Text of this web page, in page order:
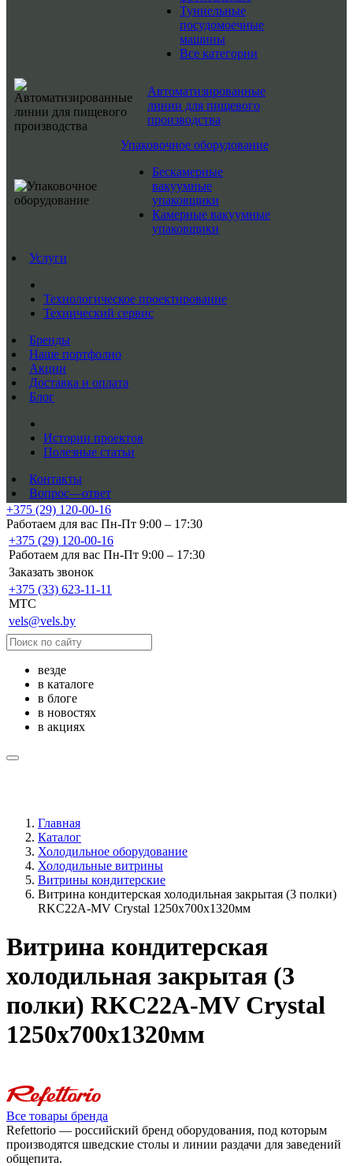
Туннельные
посудомоечные
машины
Все категории
Автоматизированные
линии для пищевого
производства
Упаковочное оборудование
Бескамерные
вакуумные
упаковщики
Камерные вакуумные
упаковщики
Услуги
Технологическое проектирование
Технический сервис
Бренды
Наше портфолио
Акции
Доставка и оплата
Блог
Истории проектов
Полезные статьи
Контакты
Вопрос—ответ
+375 (29) 120-00-16
Работаем для вас Пн-Пт 9:00 – 17:30
+375 (29) 120-00-16
Работаем для вас Пн-Пт 9:00 – 17:30
Заказать звонок
+375 (33) 623-11-11
MTC
vels@vels.by
везде
в каталоге
в блоге
в новостях
в акциях
Главная
Каталог
Холодильное оборудование
Холодильные витрины
Витрины кондитерские
Витрина кондитерская холодильная закрытая (3 полки)
RKC22A-MV Crystal 1250x700x1320мм
Витрина кондитерская
холодильная закрытая (3
полки) RKC22A-MV Crystal
1250x700x1320мм
Все товары бренда
Refettorio — российский бренд оборудования, под которым
производятся шведские столы и линии раздачи для заведений
общепита.